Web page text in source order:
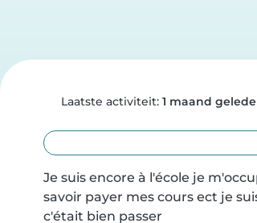
Laatste activiteit: 1 maand
Je suis encore à l'école je
savoir payer mes cours ect je
c'était bien passer